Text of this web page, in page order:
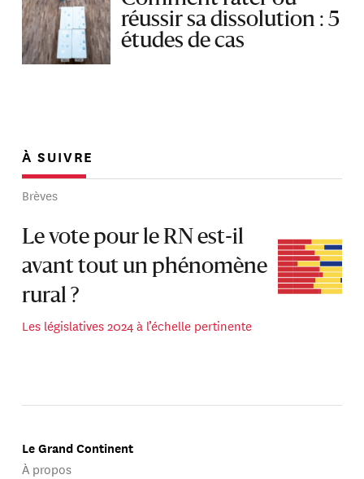
réussir sa dissolution : 5
études de cas
À SUIVRE
Brèves
Le vote pour le RN est-il
avant tout un phénomène
rural ?
Les législatives 2024 à l’échelle pertinente
Le Grand Continent
À propos